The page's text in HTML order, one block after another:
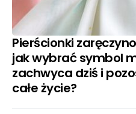
Pierścionki
jak wybrać symbol
zachwyca dziś i
całe życie?